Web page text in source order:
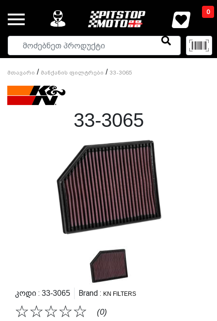
0
Მთავარი / Მანქანის Ფილტრები / 33-3065
33-3065
Კოდი : 33-3065 Brand : KN FILTERS
☆
☆
☆
☆
☆ (0)